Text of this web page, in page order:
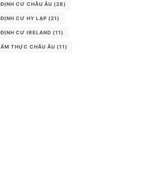
ĐỊNH CƯ CHÂU ÂU (28)
ĐỊNH CƯ HY LẠP (21)
ĐỊNH CƯ IRELAND (11)
ẨM THỰC CHÂU ÂU (11)